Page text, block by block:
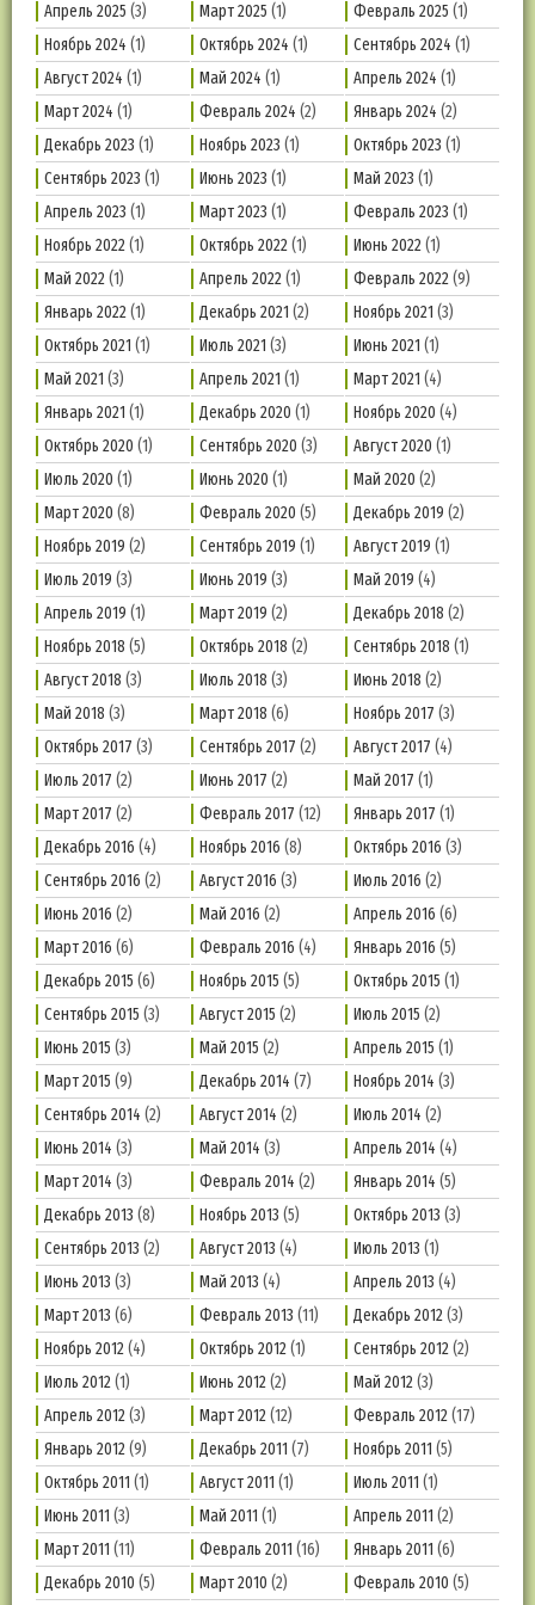
Апрель 2025 (3) Март 2025 (1) Февраль 2025 (1)
Ноябрь 2024 (1) Октябрь 2024 (1) Сентябрь 2024 (1)
Август 2024 (1) Май 2024 (1) Апрель 2024 (1)
Март 2024 (1) Февраль 2024 (2) Январь 2024 (2)
Декабрь 2023 (1) Ноябрь 2023 (1) Октябрь 2023 (1)
Сентябрь 2023 (1) Июнь 2023 (1) Май 2023 (1)
Апрель 2023 (1) Март 2023 (1) Февраль 2023 (1)
Ноябрь 2022(1) Октябрь 2022(1) Июнь 2022(1)
Май 2022(1) Апрель 2022(1) Февраль 2022(9)
Январь 2022(1) Декабрь 2021 (2) Ноябрь 2021 (3)
Октябрь 2021 (1) Июль 2021 (3) Июнь 2021 (1)
Май 2021 (3) Апрель 2021 (1) Март 2021 (4)
Январь 2021 (1) Декабрь 2020 (1) Ноябрь 2020 (4)
Октябрь 2020 (1) Сентябрь 2020 (3) Август 2020 (1)
Июль 2020 (1) Июнь 2020 (1) Май 2020 (2)
Март 2020 (8) Февраль 2020 (5) Декабрь 2019 (2)
Ноябрь 2019 (2) Сентябрь 2019 (1) Август 2019 (1)
Июль 2019 (3) Июнь 2019 (3) Май 2019 (4)
Апрель 2019 (1) Март 2019 (2) Декабрь 2018 (2)
Ноябрь 2018 (5) Октябрь 2018 (2) Сентябрь 2018 (1)
Август 2018 (3) Июль 2018 (3) Июнь 2018 (2)
Май 2018 (3) Март 2018 (6) Ноябрь 2017 (3)
Октябрь 2017 (3) Сентябрь 2017 (2) Август 2017 (4)
Июль 2017 (2) Июнь 2017 (2) Май 2017 (1)
Март 2017 (2) Февраль 2017 (12) Январь 2017 (1)
Декабрь 2016 (4) Ноябрь 2016 (8) Октябрь 2016 (3)
Сентябрь 2016 (2) Август 2016 (3) Июль 2016 (2)
Июнь 2016 (2) Май 2016 (2) Апрель 2016 (6)
Март 2016 (6) Февраль 2016 (4) Январь 2016 (5)
Декабрь 2015 (6) Ноябрь 2015 (5) Октябрь 2015 (1)
Сентябрь 2015 (3) Август 2015 (2) Июль 2015 (2)
Июнь 2015 (3) Май 2015 (2) Апрель 2015 (1)
Март 2015 (9) Декабрь 2014 (7) Ноябрь 2014 (3)
Сентябрь 2014 (2) Август 2014 (2) Июль 2014 (2)
Июнь 2014 (3) Май 2014 (3) Апрель 2014 (4)
Март 2014 (3) Февраль 2014 (2) Январь 2014 (5)
Декабрь 2013 (8) Ноябрь 2013 (5) Октябрь 2013 (3)
Сентябрь 2013 (2) Август 2013 (4) Июль 2013 (1)
Июнь 2013 (3) Май 2013 (4) Апрель 2013 (4)
Март 2013 (6) Февраль 2013 (11) Декабрь 2012(3)
Ноябрь 2012(4) Октябрь 2012(1) Сентябрь 2012(2)
Июль 2012(1) Июнь 2012(2) Май 2012(3)
Апрель 2012(3) Март 2012(12) Февраль 2012(17)
Январь 2012(9) Декабрь 2011 (7) Ноябрь 2011 (5)
Октябрь 2011 (1) Август 2011 (1) Июль 2011 (1)
Июнь 2011 (3) Май 2011 (1) Апрель 2011 (2)
Март 2011 (11) Февраль 2011 (16) Январь 2011 (6)
Декабрь 2010 (5) Март 2010 (2) Февраль 2010 (5)